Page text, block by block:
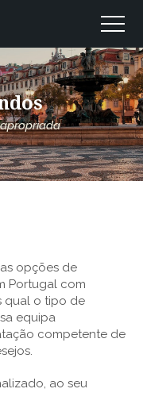
opções de
Portugal com
qual o tipo de
equipa
competente de
ao seu